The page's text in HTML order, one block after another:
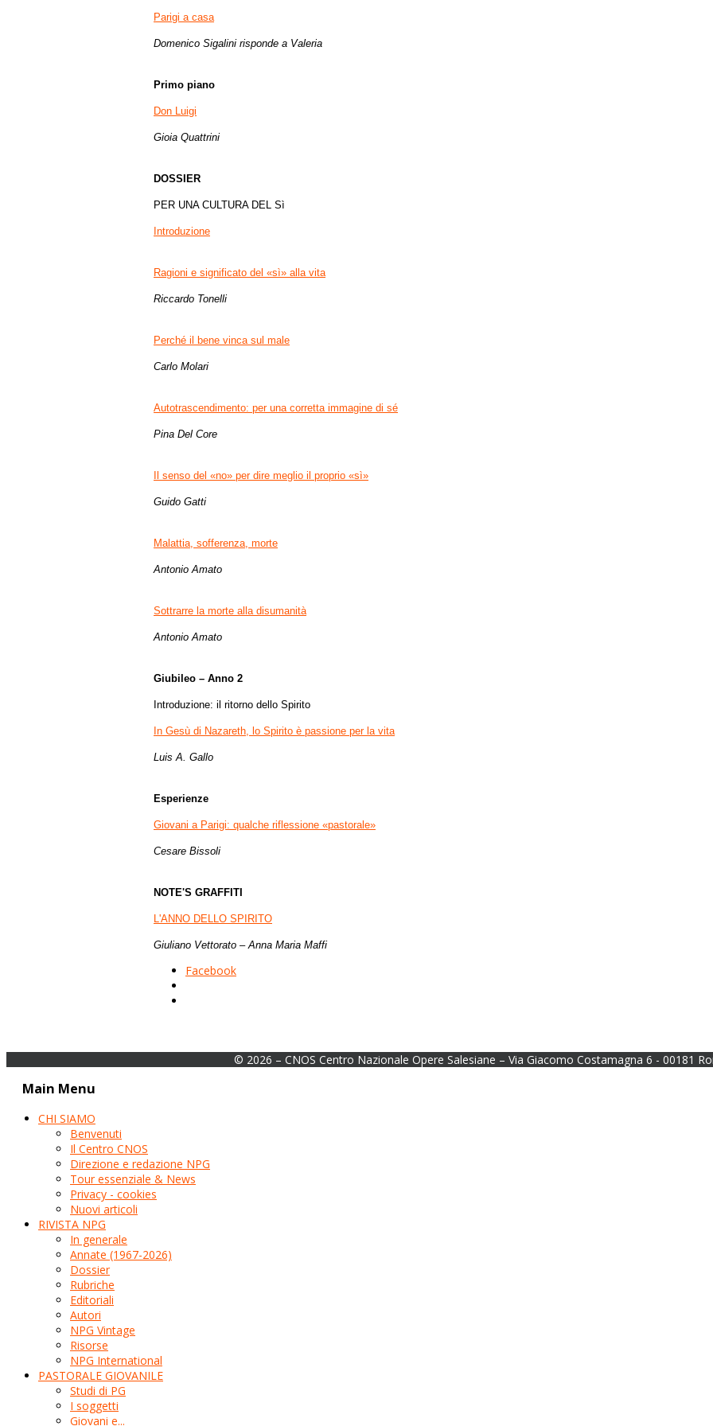
Parigi a casa
Domenico Sigalini risponde a Valeria
Primo piano
Don Luigi
Gioia Quattrini
DOSSIER
PER UNA CULTURA DEL Sì
Introduzione
Ragioni e significato del «sì» alla vita
Riccardo Tonelli
Perché il bene vinca sul male
Carlo Molari
Autotrascendimento: per una corretta immagine di sé
Pina Del Core
Il senso del «no» per dire meglio il proprio «sì»
Guido Gatti
Malattia, sofferenza, morte
Antonio Amato
Sottrarre la morte alla disumanità
Antonio Amato
Giubileo – Anno 2
Introduzione: il ritorno dello Spirito
In Gesù di Nazareth, lo Spirito è passione per la vita
Luis A. Gallo
Esperienze
Giovani a Parigi: qualche riflessione «pastorale»
Cesare Bissoli
NOTE'S GRAFFITI
L'ANNO DELLO SPIRITO
Giuliano Vettorato – Anna Maria Maffi
Facebook
© 2026 – CNOS Centro Nazionale Opere Salesiane – Via Giacomo Costamagna 6 - 00181
Main Menu
CHI SIAMO
Benvenuti
Il Centro CNOS
Direzione e redazione NPG
Tour essenziale & News
Privacy - cookies
Nuovi articoli
RIVISTA NPG
In generale
Annate (1967-2026)
Dossier
Rubriche
Editoriali
Autori
NPG Vintage
Risorse
NPG International
PASTORALE GIOVANILE
Studi di PG
I soggetti
Giovani e...